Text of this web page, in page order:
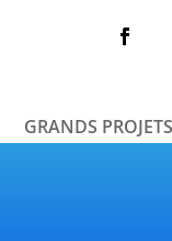
GRANDS PROJETS